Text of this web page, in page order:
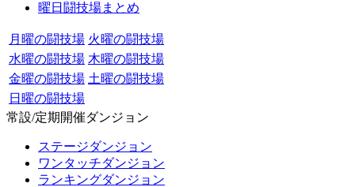
曜日闘技場まとめ
月曜の闘技場 火曜の闘技場
水曜の闘技場 木曜の闘技場
金曜の闘技場 土曜の闘技場
日曜の闘技場
常設/定期開催ダンジョン
ステージダンジョン
ワンタッチダンジョン
ランキングダンジョン